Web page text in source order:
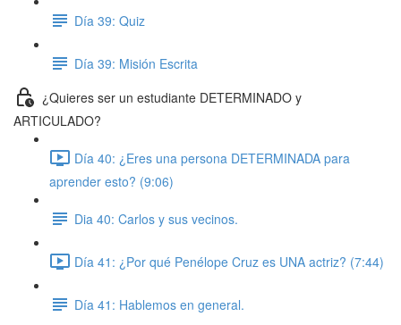
Día 39: Quiz
Día 39: Misión Escrita
¿Quieres ser un estudiante DETERMINADO y
ARTICULADO?
Día 40: ¿Eres una persona DETERMINADA para
aprender esto? (9:06)
Dia 40: Carlos y sus vecinos.
Día 41: ¿Por qué Penélope Cruz es UNA actriz? (7:44)
Día 41: Hablemos en general.